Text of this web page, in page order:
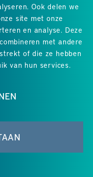
Ook delen we
site met onze
en analyse. Deze
met andere
of die ze hebben
van hun services.
Google-reviews